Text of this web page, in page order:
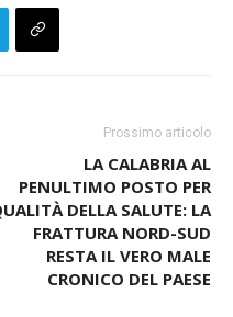
Prossimo articolo
LA CALABRIA AL
PENULTIMO POSTO PER
DELLA SALUTE: LA
FRATTURA NORD-SUD
RESTA IL VERO MALE
CRONICO DEL PAESE